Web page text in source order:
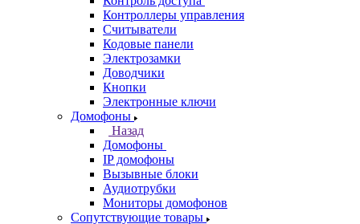
Контроллеры управления
Считыватели
Кодовые панели
Электрозамки
Доводчики
Кнопки
Электронные ключи
Домофоны
Назад
Домофоны
IP домофоны
Вызывные блоки
Аудиотрубки
Мониторы домофонов
Сопутствующие товары